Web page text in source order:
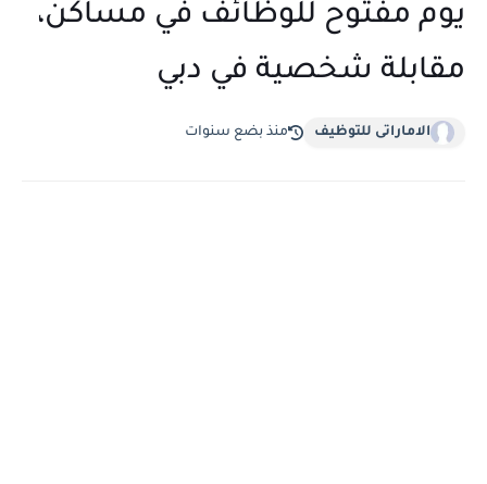
يوم مفتوح للوظائف في مساكن،
مقابلة شخصية في دبي
الاماراتى للتوظيف منذ بضع سنوات